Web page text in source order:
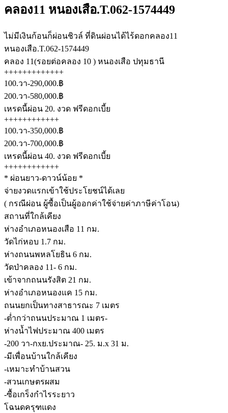
คลอง11 หนองเสือ.T.062-1574449
ไม่มีเงินก้อนก็ผ่อนชิวล์ ที่ดินผ่อนได้ไร้ดอกคลอง11
หนองเสือ.T.062-1574449
คลอง 11(รอยต่อคลอง 10 ) หนองเสือ ปทุมธานี
+++++++++++++
100.วา-290,000.฿
200.วา-580,000.฿
เหรดนี้ผ่อน 20. งวด ฟรีดอกเบี้ย
++++++++++++
100.วา-350,000.฿
200.วา-700,000.฿
เหรดนี้ผ่อน 40. งวด ฟรีดอกเบี้ย
++++++++++++
* ผ่อนยาว-ดาวน์น้อย *
จ่ายงวดแรกเข้าใช้ประโยชน์ได้เลย
( กรณีผ่อน ผู้ซื้อเป็นผู้ออกค่าใช้จ่ายค่าภาษีค่าโอน)
สถานที่ใกล้เคียง
ห่างอำเภอหนองเสือ 11 กม.
วัดไก่หอบ 1.7 กม.
ห่างถนนพหลโยธิน 6 กม.
วัดป่าคลอง 11- 6 กม.
เข้าจากถนนรังสิต 21 กม.
ห่างอำเภอหนองแค 15 กม.
ถนนยกเป็นทางสาธารณะ 7 เมตร
-ต่ำกว่าถนนประมาณ 1 เมตร-
ห่างน้ำไฟประมาณ 400 เมตร
-200 วา-กxย.ประมาณ- 25. ม.x 31 ม.
-มีเพื่อนบ้านใกล้เคียง
-เหมาะทำบ้านสวน
-สวนเกษตรผสม
-ซื้อเกร็งกำไรระยาว
โฉนดครุฑแดง